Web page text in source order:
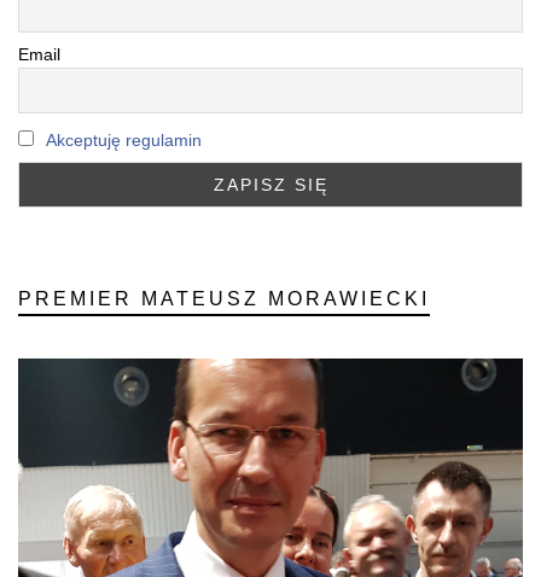
Email
Akceptuję regulamin
PREMIER MATEUSZ MORAWIECKI